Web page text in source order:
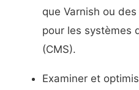
que Varnish ou
pour les systèmes
(CMS).
Examiner et